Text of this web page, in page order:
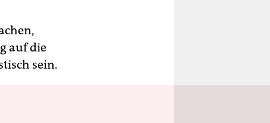
auf die
sein.